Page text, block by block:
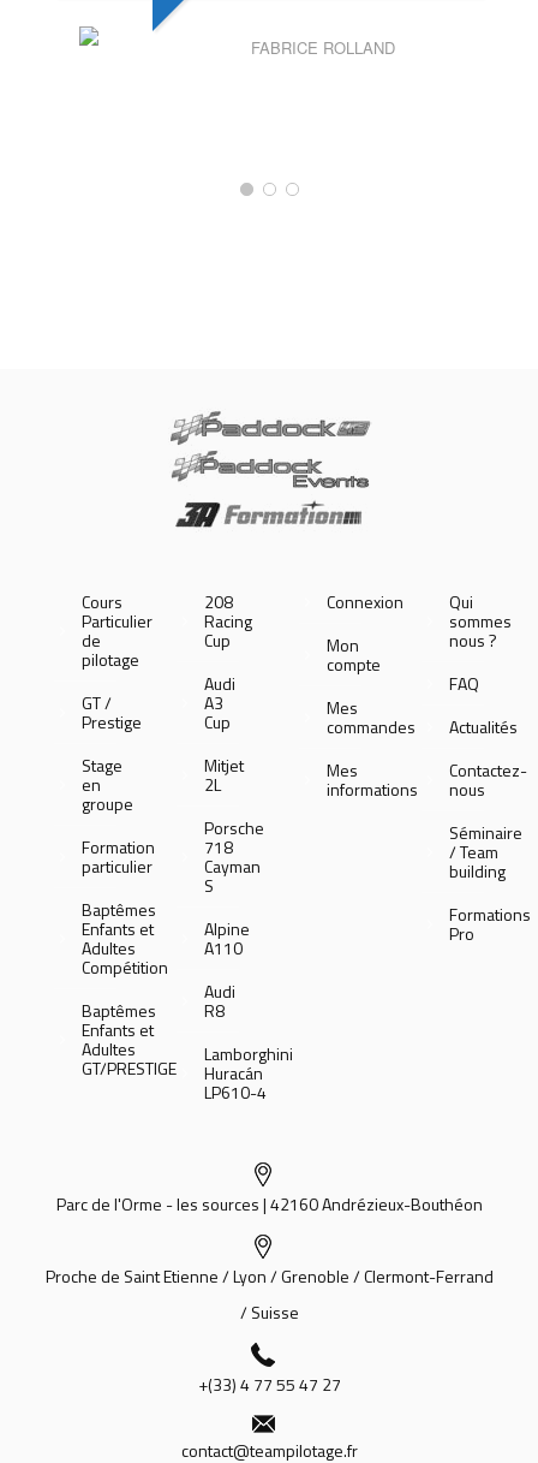
FABRICE ROLLAND
Cours
Particulier
de
pilotage
GT /
Prestige
Stage
en
groupe
Formation
particulier
Baptêmes
Enfants et
Adultes
Compétition
Baptêmes
Enfants et
Adultes
GT/PRESTIGE
208
Racing
Cup
Audi
A3
Cup
Mitjet
2L
Porsche
718
Cayman
S
Alpine
A110
Audi
R8
Lamborghini
Huracán
LP610-4
Connexion
Mon
compte
Mes
commandes
Mes
informations
Qui
sommes
nous ?
FAQ
Actualités
Contactez-
nous
Séminaire
/ Team
building
Formations
Pro
Parc de l'Orme - les sources | 42160 Andrézieux-Bouthéon
Proche de Saint Etienne / Lyon / Grenoble / Clermont-Ferrand
/ Suisse
+(33) 4 77 55 47 27
contact@teampilotage.fr